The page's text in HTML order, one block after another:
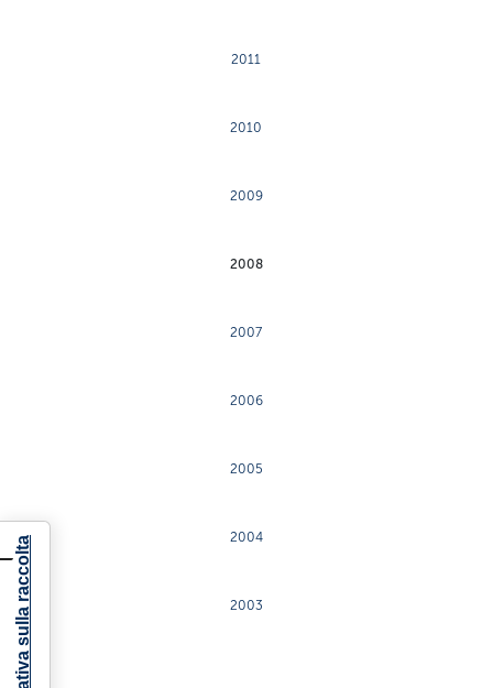
2011
2010
2009
2008
2007
2006
2005
2004
2003
Informativa sulla raccolta